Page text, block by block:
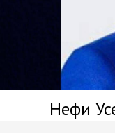
Нефи